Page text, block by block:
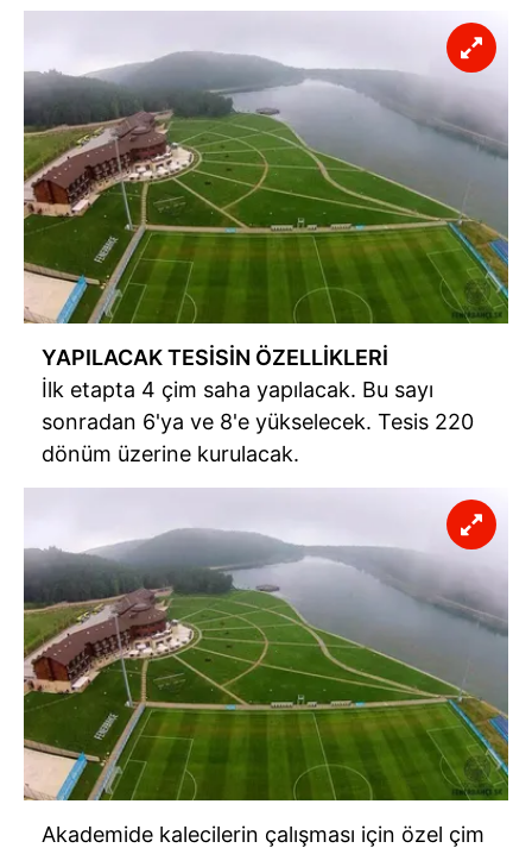
6698 sayılı Kişisel Verilerin Korunması Kanunu uyarınca
hazırlanmış Aydınlatma Metnimizi okumak ve sitemizde
ilgili mevzuata uygun olarak kullanılan çerezlerle ilgili bilgi
almak için lütfen tıklayınız.
YAPILACAK TESİSİN ÖZELLİKLERİ
İlk etapta 4 çim saha yapılacak. Bu sayı
sonradan 6'ya ve 8'e yükselecek. Tesis 220
dönüm üzerine kurulacak.
Akademide kalecilerin çalışması için özel çim